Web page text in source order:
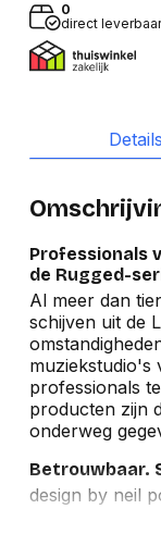
0
direct leverbaar
Details
Professionals
de Rugged-
Al meer dan
schijven uit de
muziekstudio's
professionals
producten zijn
onderweg
Betrouwbaar.
design by neil